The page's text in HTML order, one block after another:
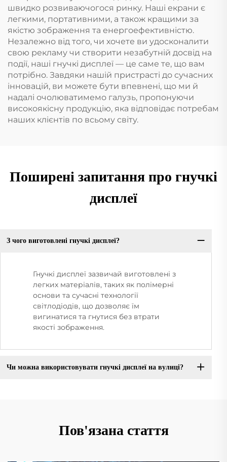
швидко розвиваючогося ринку. Наші екрани є
легкими, портативними, а також кращими за
якістю зображення та енергоефективністю.
Незалежно від того, чи хочете ви удосконалити
свою рекламу чи створити незабутній досвід на
події, наші гнучкі дисплеї — це саме те, що вам
потрібно. Завдяки нашій пристрасті до сучасних
інновацій, ви можете бути впевнені, що ми й
надалі очолюватимемо галузь, пропонуючи
високоякісну продукцію, яка відповідає потребам
наших клієнтів по всьому світу.
Поширені запитання про гнучкі
дисплеї
З чого виготовлені гнучкі дисплеї?
Гнучкі дисплеї зазвичай виготовлені з
легких матеріалів, таких як полімерні
основи та сучасні технології
світлодіодів, що дозволяє їм
вигинатися та гнутися без втрати
якості зображення.
Чи можна використовувати гнучкі дисплеї на вулиці?
Пов'язана стаття